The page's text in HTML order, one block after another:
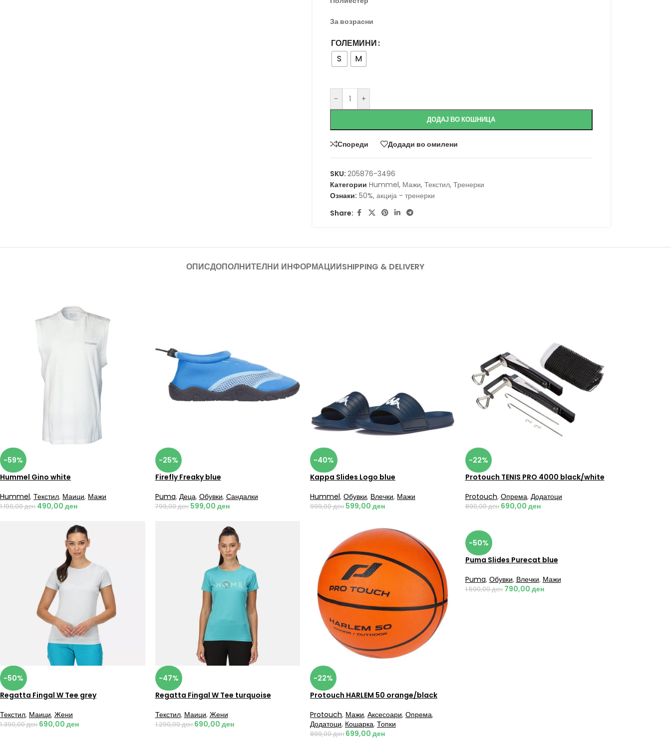
За возрасни
ГОЛЕМИНИ
S
M
- +
ДОДАЈ ВО КОШНИЦА
Спореди Додади во омилени
SKU: 205876-3496
Категории Hummel, Мажи, Текстил, Тренерки
Ознаки: 50%, акција - тренерки
Share:
ОПИСДОПОЛНИТЕЛНИ ИНФОРМАЦИИSHIPPING & DELIVERY
-59%
Hummel Gino white
Hummel, Текстил, Маици, Мажи
1.190,00ден 490,00 ден
-25%
Firefly Freaky blue
Puma, Деца, Обувки, Сандалки
799,00ден 599,00 ден
-40%
Kappa Slides Logo blue
Hummel, Обувки, Влечки, Мажи
999,00ден 599,00 ден
-22%
Protouch TENIS PRO 4000 black/white
Protouch, Опрема, Додатоци
890,00ден 690,00 ден
-50%
Regatta Fingal W Tee grey
Текстил, Маици, Жени
1.390,00ден 690,00 ден
-47%
Regatta Fingal W Tee turquoise
Текстил, Маици, Жени
1.290,00ден 690,00 ден
-22%
Protouch HARLEM 50 orange/black
Protouch, Мажи, Аксесоари, Опрема,
Додатоци, Кошарка, Топки
899,00ден 699,00 ден
-50%
Puma Slides Purecat blue
Puma, Обувки, Влечки, Мажи
1.590,00ден 790,00 ден